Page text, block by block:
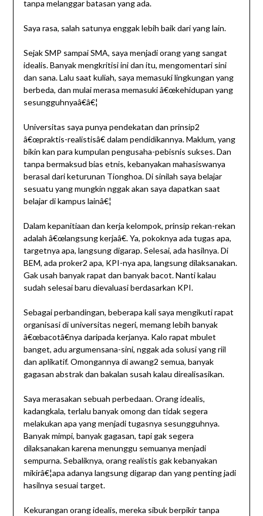
tanpa melanggar batasan yang ada.
Saya rasa, salah satunya enggak lebih baik dari yang lain.
Sejak SMP sampai SMA, saya menjadi orang yang sangat
idealis. Banyak mengkritisi ini dan itu, mengomentari sini
dan sana. Lalu saat kuliah, saya memasuki lingkungan yang
berbeda, dan mulai merasa memasuki â€œkehidupan yang
sesungguhnyaâ€â€¦
Universitas saya punya pendekatan dan prinsip2
â€œpraktis-realistisâ€ dalam pendidikannya. Maklum, yang
bikin kan para kumpulan pengusaha-pebisnis sukses. Dan
tanpa bermaksud bias etnis, kebanyakan mahasiswanya
berasal dari keturunan Tionghoa. Di sinilah saya belajar
sesuatu yang mungkin nggak akan saya dapatkan saat
belajar di kampus lainâ€¦
Dalam kepanitiaan dan kerja kelompok, prinsip rekan-rekan
adalah â€œlangsung kerjaâ€. Ya, pokoknya ada tugas apa,
targetnya apa, langsung digarap. Selesai, ada hasilnya. Di
BEM, ada proker2 apa, KPI-nya apa, langsung dilaksanakan.
Gak usah banyak rapat dan banyak bacot. Nanti kalau
sudah selesai baru dievaluasi berdasarkan KPI.
Sebagai perbandingan, beberapa kali saya mengikuti rapat
organisasi di universitas negeri, memang lebih banyak
â€œbacotâ€nya daripada kerjanya. Kalo rapat mbulet
banget, adu argumensana-sini, nggak ada solusi yang riil
dan aplikatif. Omongannya di awang2 semua, banyak
gagasan abstrak dan bakalan susah kalau direalisasikan.
Saya merasakan sebuah perbedaan. Orang idealis,
kadangkala, terlalu banyak omong dan tidak segera
melakukan apa yang menjadi tugasnya sesungguhnya.
Banyak mimpi, banyak gagasan, tapi gak segera
dilaksanakan karena menunggu semuanya menjadi
sempurna. Sebaliknya, orang realistis gak kebanyakan
mikirâ€¦apa adanya langsung digarap dan yang penting jadi
hasilnya sesuai target.
Kekurangan orang idealis, mereka sibuk berpikir tanpa